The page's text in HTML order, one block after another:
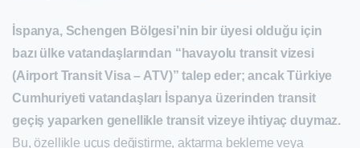
İspanya, Schengen Bölgesi’nin bir üyesi olduğu için
bazı ülke vatandaşlarından “havayolu transit vizesi
(Airport Transit Visa – ATV)” talep eder; ancak Türkiye
Cumhuriyeti vatandaşları İspanya üzerinden transit
geçiş yaparken genellikle transit vizeye ihtiyaç duymaz.
Bu, özellikle uçuş değiştirme, aktarma bekleme veya